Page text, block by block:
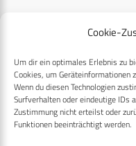
Cookie-
Um dir ein optimales Erlebnis zu
Cookies, um Geräteinformationen
Wenn du diesen Technologien
Surfverhalten oder eindeutige IDs
Zustimmung nicht erteilst oder
Funktionen beeinträchtigt werden.
RECHTLICHES
Datenschutzerklärung
Cookie-Richtlinie (EU)